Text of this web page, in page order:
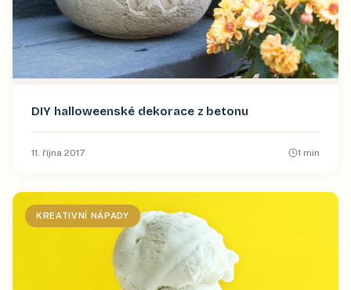
DIY halloweenské dekorace z betonu
11. října 2017 1 min
KREATIVNÍ NÁPADY